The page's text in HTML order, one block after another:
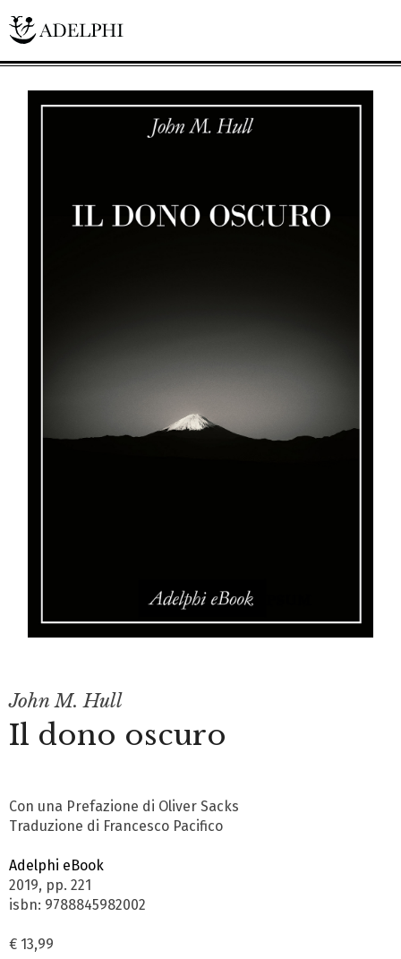
John M. Hull
Il dono oscuro
Con una Prefazione di Oliver Sacks
Traduzione di Francesco Pacifico
Adelphi eBook
2019, pp. 221
isbn: 9788845982002
€ 13,99